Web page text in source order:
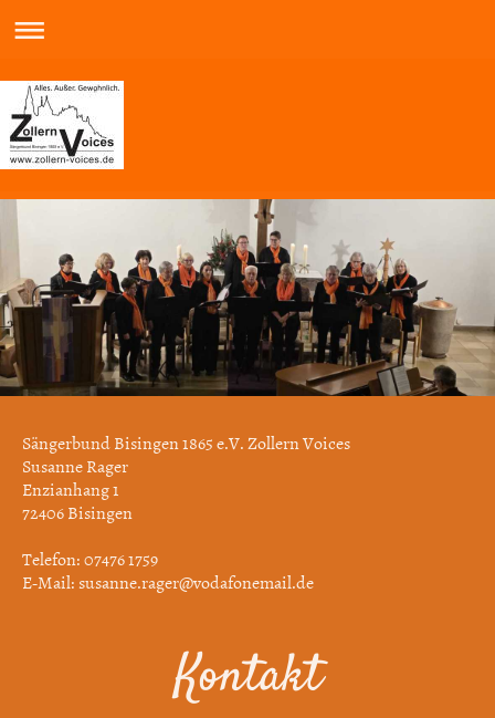
Sängerbund Bisingen 1865 e.V. Zollern Voices
Susanne Rager
Enzianhang 1
72406Bisingen
Telefon: 07476 1759
E-Mail: susanne.rager@vodafonemail.de
Kontakt